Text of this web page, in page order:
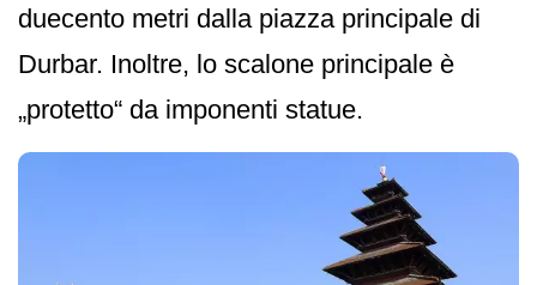
duecento metri dalla piazza principale di
Durbar. Inoltre, lo scalone principale è
„protetto“ da imponenti statue.